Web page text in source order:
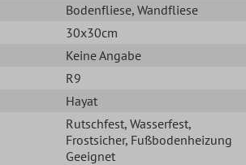
Bodenfliese, Wandfliese
30x30cm
Keine Angabe
R9
Hayat
Rutschfest, Wasserfest,
Frostsicher, Fußbodenheizung
Geeignet